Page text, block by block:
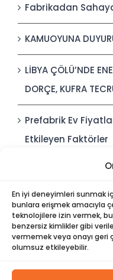
En iyi deneyimleri sunmak
bunlara erişmek amacıyla
teknolojilere izin vermek,
benzersiz kimlikler gibi
vermemek veya onayı geri
olumsuz etkileyebilir.
Fabrikadan
KAMUOYUNA
LİBYA ÇÖLÜ’NDE
DORÇE, KUFRA
Prefabrik Ev
Etkileyen Faktörler
Polis Karakolları:
Edilebilir Kamu